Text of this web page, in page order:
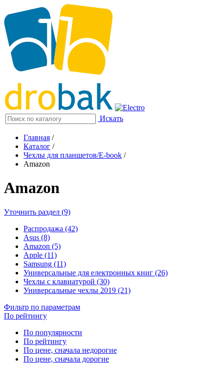
Искать
Главная /
Каталог /
Чехлы для планшетов/E-book /
Amazon
Amazon
Уточнить раздел (9)
Распродажа (42)
Asus (8)
Amazon (5)
Apple (11)
Samsung (11)
Универсальные для електронных книг (26)
Чехлы с клавиатурой (30)
Универсальные чехлы 2019 (21)
Фильтр по параметрам
По рейтингу
По популярности
По рейтингу
По цене, сначала недорогие
По цене, сначала дорогие